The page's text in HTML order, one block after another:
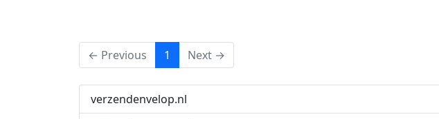
← Previous 1 (current)
Next →
verzendenvelop.nl